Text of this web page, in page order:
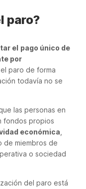
paro?
el pago único de
por
paro de forma
todavía no se
las personas en
fondos propios
económica
de miembros de
o sociedad
del paro está